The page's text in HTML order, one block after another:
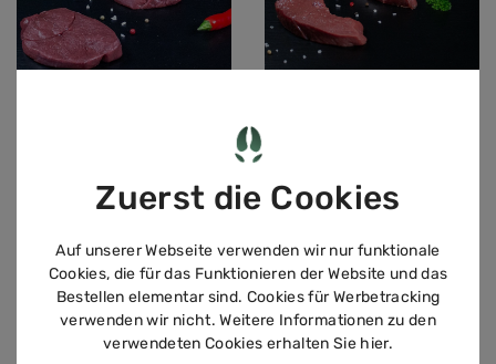
Zuerst die Cookies
Auf unserer Webseite verwenden wir nur funktionale
Cookies, die für das Funktionieren der Website und das
Bestellen elementar sind. Cookies für Werbetracking
verwenden wir nicht. Weitere Informationen zu den
verwendeten Cookies erhalten Sie hier.